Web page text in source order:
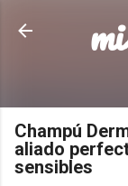
Champú
aliado
sensibles